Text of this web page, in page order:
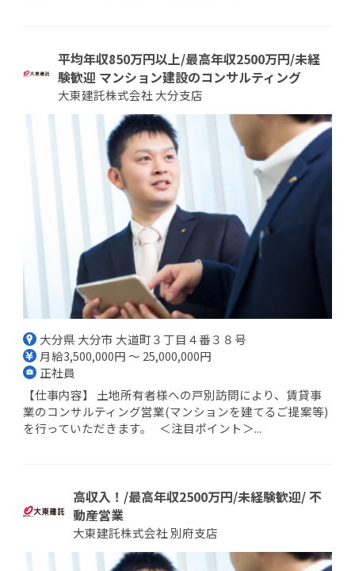
平均年収850万円以上/最高年収2500万円/未経
験歓迎 マンション建設のコンサルティング
大東建託株式会社 大分支店
大分県 大分市 大道町３丁目４番３８号
月給3,500,000円 ～ 25,000,000円
正社員
【仕事内容】 土地所有者様への戸別訪問により、賃貸事
業のコンサルティング営業(マンションを建てるご提案等)
を行っていただきます。 ＜注目ポイント＞...
高収入！/最高年収2500万円/未経験歓迎/ 不
動産営業
大東建託株式会社 別府支店